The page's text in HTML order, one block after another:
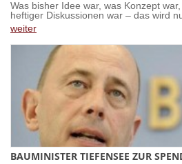
Was bisher Idee war, was Konzept
heftiger Diskussionen war – das wird
weiter
BAUMINISTER TIEFENSEE ZUR